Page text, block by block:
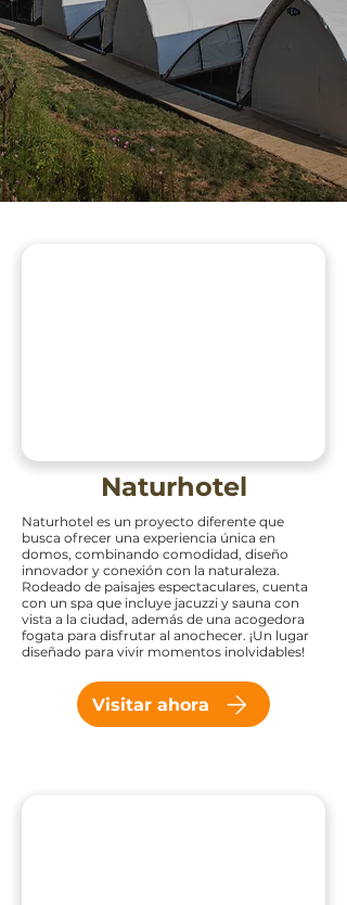
Naturhotel
Naturhotel es un proyecto diferente que
busca ofrecer una experiencia única en
domos, combinando comodidad, diseño
innovador y conexión con la naturaleza.
Rodeado de paisajes espectaculares, cuenta
con un spa que incluye jacuzzi y sauna con
vista a la ciudad, además de una acogedora
fogata para disfrutar al anochecer. ¡Un lugar
diseñado para vivir momentos inolvidables!
Visitar ahora